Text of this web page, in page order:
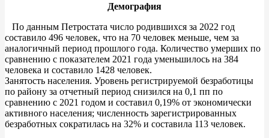
Демография
По данным Петростата число родившихся за 2022 год
составило 496 человек, что на 70 человек меньше, чем за
аналогичный период прошлого года. Количество умерших по
сравнению с показателем 2021 года уменьшилось на 384
человека и составило 1428 человек.
Занятость населения. Уровень регистрируемой безработицы
по району за отчетный период снизился на 0,1 пп по
сравнению с 2021 годом и составил 0,19% от экономически
активного населения; численность зарегистрированных
безработных сократилась на 32% и составила 113 человек.